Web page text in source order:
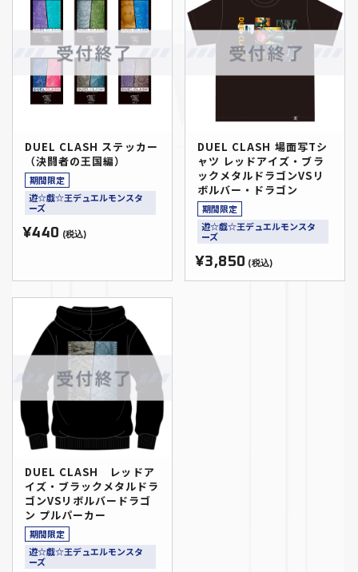
DUEL CLASH ステッカー
（決闘者の王国編）
期間限定
遊☆戯☆王デュエルモンスタ
ーズ
¥440 (税込)
DUEL CLASH 場面写Tシ
ャツ レッドアイズ・ブラ
ックメタルドラゴンVSリ
ボルバー・ドラゴン
期間限定
遊☆戯☆王デュエルモンスタ
ーズ
¥3,850 (税込)
DUEL CLASH レッドア
イズ・ブラックメタルドラ
ゴンVSリボルバードラゴ
ン プルパーカー
期間限定
遊☆戯☆王デュエルモンスタ
ーズ